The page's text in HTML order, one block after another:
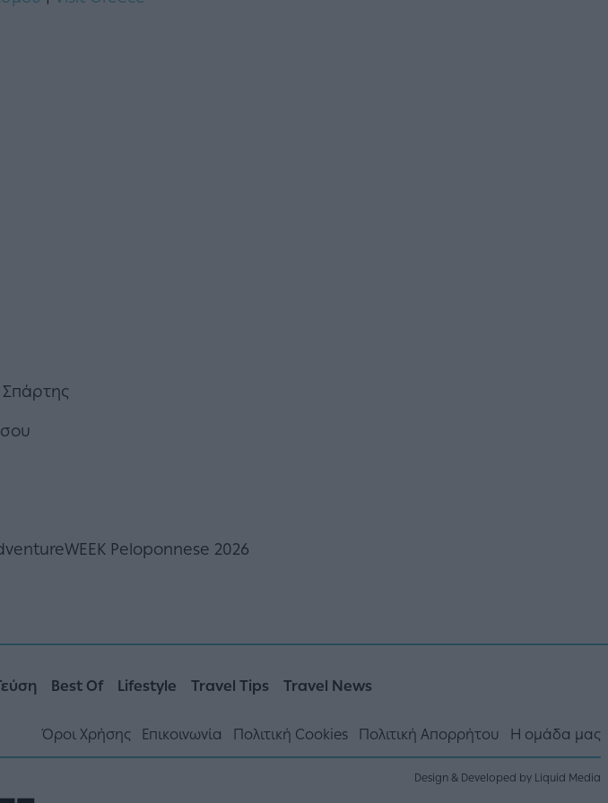
Σπάρτης
Peloponnese 2026
Best Of Lifestyle Travel Tips Travel News
Όροι Χρήσης Επικοινωνία Πολιτική Cookies Πολιτική Απορρήτου Η ομάδα μας
Design & Developed by Liquid Media